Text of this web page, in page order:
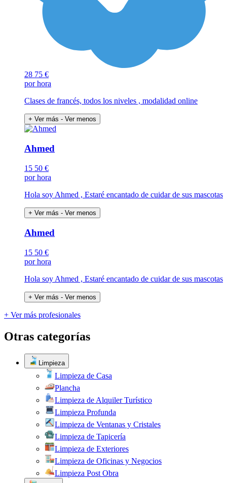
28 75 €
por hora
Clases de francés, todos los niveles , modalidad online
+ Ver más - Ver menos
Ahmed
15 50 €
por hora
Hola soy Ahmed , Estaré encantado de cuidar de sus mascotas
+ Ver más - Ver menos
Ahmed
15 50 €
por hora
Hola soy Ahmed , Estaré encantado de cuidar de sus mascotas
+ Ver más - Ver menos
+ Ver más profesionales
Otras categorías
Limpieza
Limpieza de Casa
Plancha
Limpieza de Alquiler Turístico
Limpieza Profunda
Limpieza de Ventanas y Cristales
Limpieza de Tapicería
Limpieza de Exteriores
Limpieza de Oficinas y Negocios
Limpieza Post Obra